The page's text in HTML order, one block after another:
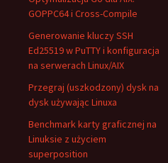
GOPPC64 i Cross-Compile
Generowanie kluczy SSH
Ed25519 w PuTTY i konfiguracja
na serwerach Linux/AIX
Przegraj (uszkodzony) dysk na
dysk używając Linuxa
Benchmark karty graficznej na
Linuksie z użyciem
superposition